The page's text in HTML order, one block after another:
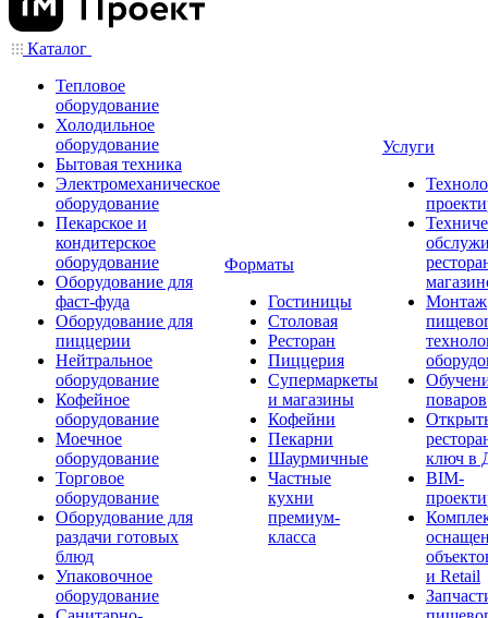
Каталог
Тепловое
оборудование
Холодильное
оборудование
Бытовая техника
Электромеханическое
оборудование
Пекарское и
кондитерское
оборудование
Оборудование для
фаст-фуда
Оборудование для
пиццерии
Нейтральное
оборудование
Кофейное
оборудование
Моечное
оборудование
Торговое
оборудование
Оборудование для
раздачи готовых
блюд
Упаковочное
оборудование
Форматы
Гостиницы
Столовая
Ресторан
Пиццерия
Супермаркеты
и магазины
Кофейни
Пекарни
Шаурмичные
Частные
кухни
премиум-
класса
Услуги
Монтаж
поваров
ключ в
BIM-
и Retail